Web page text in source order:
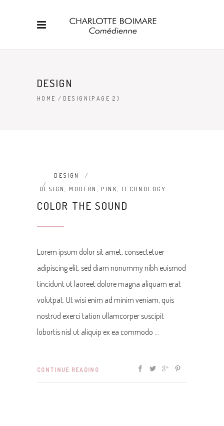
DESIGN
HOME / DESIGN (PAGE 2)
DESIGN
DESIGN, MODERN , PINK, TECHNOLOGY
COLOR THE SOUND
Lorem ipsum dolor sit amet, consectetuer
adipiscing elit, sed diam nonummy nibh euismod
tincidunt ut laoreet dolore magna aliquam erat
volutpat. Ut wisi enim ad minim veniam, quis
nostrud exerci tation ullamcorper suscipit
lobortis nisl ut aliquip ex ea commodo
CONTINUE READING